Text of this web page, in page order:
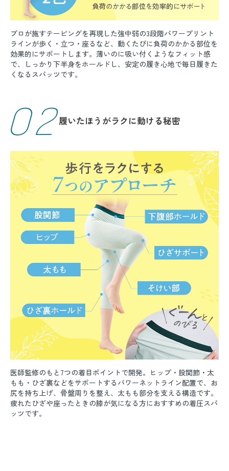
プロが施すテーピングを再現した強中弱の3段階パワープリント
ラインが歩く・立つ・座るなど、動くたびに負荷のかかる部位を
効果的にサポートします。薄いのに吸い付くようなフィット感
で、しっかり下半身をホールドし、安定の履き心地で毎日履きた
くなるスパッツです。
02履いたほうがラクに動ける秘密
医師監修のもと7つの着目ポイントで開発。ヒップ・股関節・太
もも・ひざ裏などをサポートするパワーネットライン配置で、お
尻を持ち上げ、骨盤周りを整え、太もも部分を支える構造です。
疲れたひざや座ったときの膝が気になる方におすすめの着圧スパ
ッツです。